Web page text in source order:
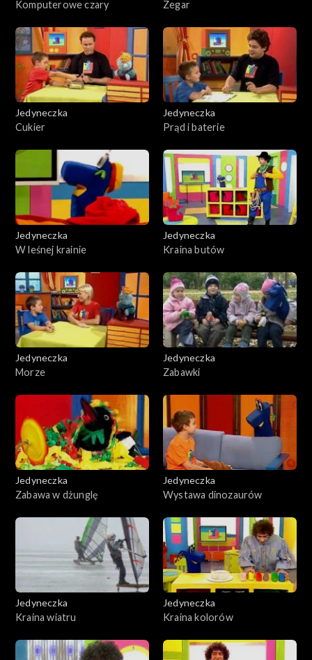
Komputerowe czary Zegar
Jedyneczka
Cukier
Jedyneczka
Prąd i baterie
Jedyneczka
W leśnej krainie
Jedyneczka
Kraina butów
Jedyneczka
Morze
Jedyneczka
Zabawki
Jedyneczka
Zabawa w dżunglę
Jedyneczka
Wystawa dinozaurów
Jedyneczka
Kraina wiatru
Jedyneczka
Kraina kolorów